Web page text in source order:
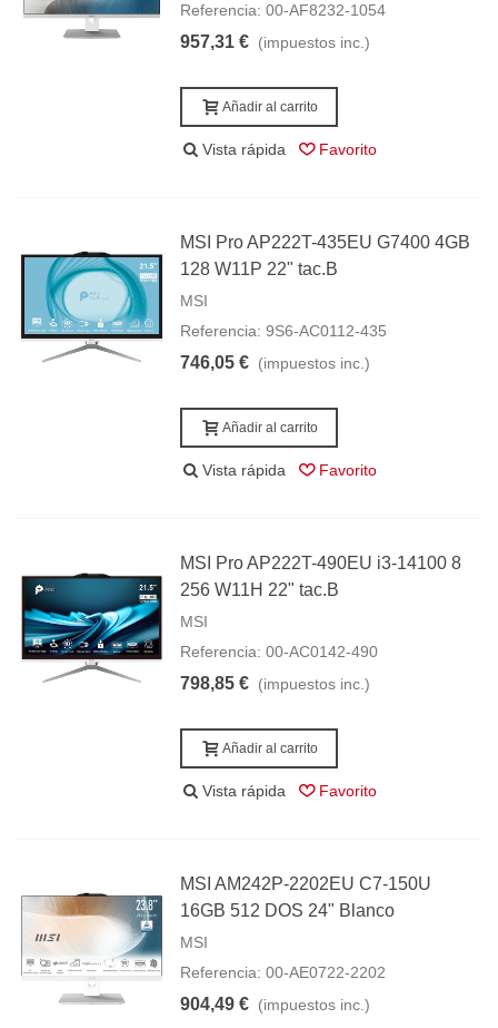
Referencia: 00-AF8232-1054
957,31 € (impuestos inc.)
Añadir al carrito
Vista rápida Favorito
MSI Pro AP222T-435EU G7400 4GB
128 W11P 22" tac.B
MSI
Referencia: 9S6-AC0112-435
746,05 € (impuestos inc.)
Añadir al carrito
Vista rápida Favorito
MSI Pro AP222T-490EU i3-14100 8
256 W11H 22" tac.B
MSI
Referencia: 00-AC0142-490
798,85 € (impuestos inc.)
Añadir al carrito
Vista rápida Favorito
MSI AM242P-2202EU C7-150U
16GB 512 DOS 24" Blanco
MSI
Referencia: 00-AE0722-2202
904,49 € (impuestos inc.)